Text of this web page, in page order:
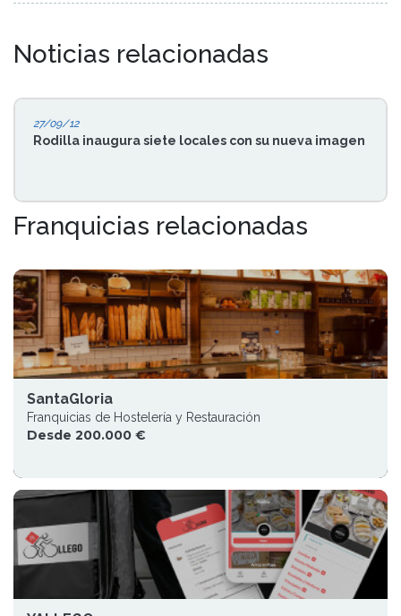
Noticias relacionadas
27/09/12
Rodilla inaugura siete locales con su nueva imagen
Franquicias relacionadas
SantaGloria
Franquicias de Hostelería y Restauración
Desde 200.000 €